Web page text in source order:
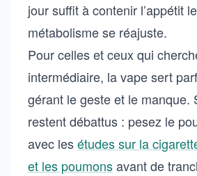
jour suffit à contenir l’appétit
métabolisme se réajuste.
Pour celles et ceux qui
intermédiaire, la vape sert
gérant le geste et le manque.
restent débattus : pesez le
avec lesétudes sur la
et les poumonsavant de